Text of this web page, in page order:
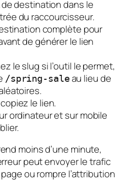
de destination dans le
du raccourcisseur.
complète pour
de générer le lien
le slug si l’outil le permet,
/spring-saleau lieu de
le lien.
ordinateur et sur mobile
moins d’une minute,
peut envoyer le trafic
ou rompre l’attribution